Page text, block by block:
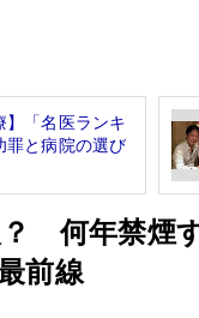
】「名医ランキ
罪と病院の選び
？ 何年禁煙
前線